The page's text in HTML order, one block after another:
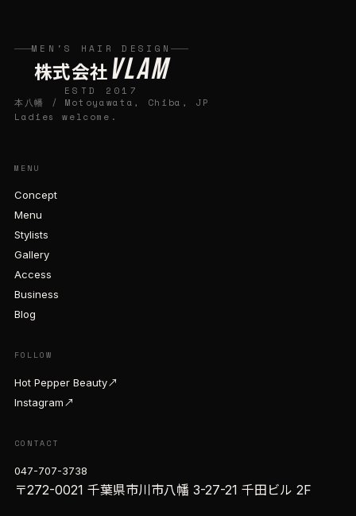
MEN'S HAIR DESIGN
株式会社VLAM
ESTD 2017
本八幡 / Motoyawata, Chiba, JP
Ladies welcome.
MENU
Concept
Menu
Stylists
Gallery
Access
Business
Blog
FOLLOW
Hot Pepper Beauty↗
Instagram↗
CONTACT
047-707-3738
〒272-0021 千葉県市川市八幡 3-27-21 千田ビル 2F